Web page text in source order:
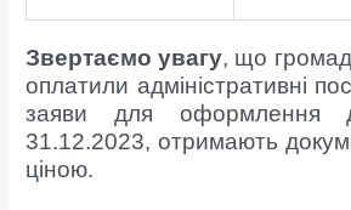
Звертаємо увагу, що
оплатили адміністративні
заяви для оформлення
31.12.2023, отримають
ціною.